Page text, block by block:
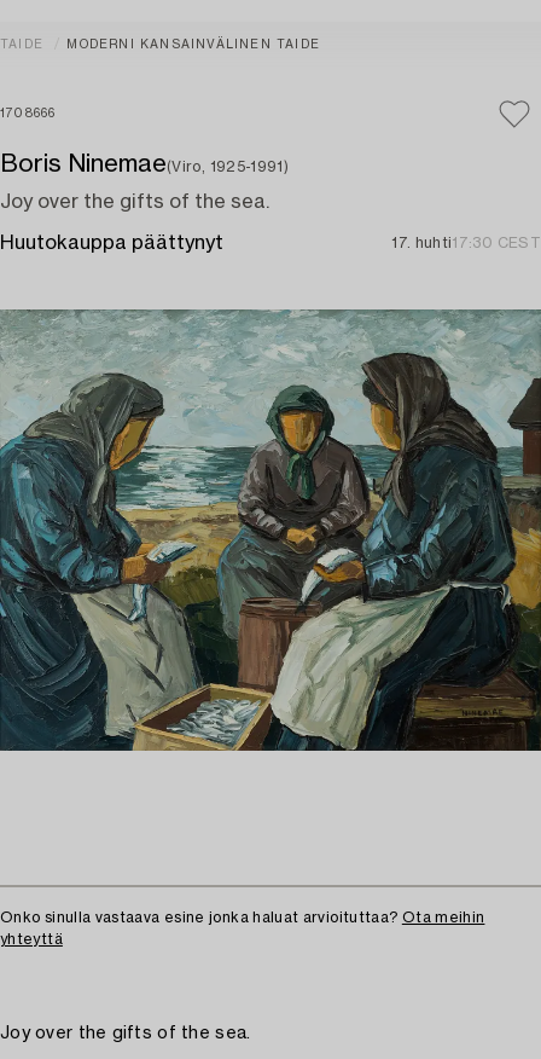
TAIDE MODERNI KANSAINVÄLINEN TAIDE
1708666
Boris Ninemae(Viro, 1925-1991)
Joy over the gifts of the sea.
Huutokauppa päättynyt 17. huhti17:30 CEST
Onko sinulla vastaava esine jonka haluat arvioituttaa? Ota meihin
yhteyttä
Joy over the gifts of the sea.